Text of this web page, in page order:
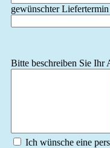
gewünschter Liefertermin
Bitte beschreiben Sie Ihr
Ich wünsche eine